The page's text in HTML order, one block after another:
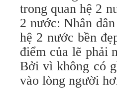
trong quan hệ 2
2 nước: Nhân
hệ 2 nước bền
điểm của lẽ phải
Bởi vì không có
vào lòng người